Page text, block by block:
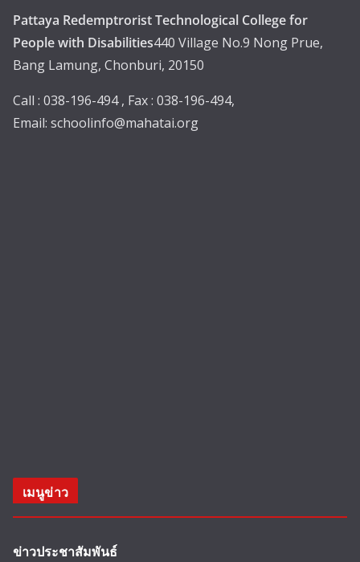
Pattaya Redemptrorist Technological College for
People with Disabilities440 Village No.9 Nong Prue,
Bang Lamung, Chonburi, 20150
Call : 038-196-494 , Fax : 038-196-494,
Email: schoolinfo@mahatai.org
เมนูข่าว
ข่าวประชาสัมพันธ์